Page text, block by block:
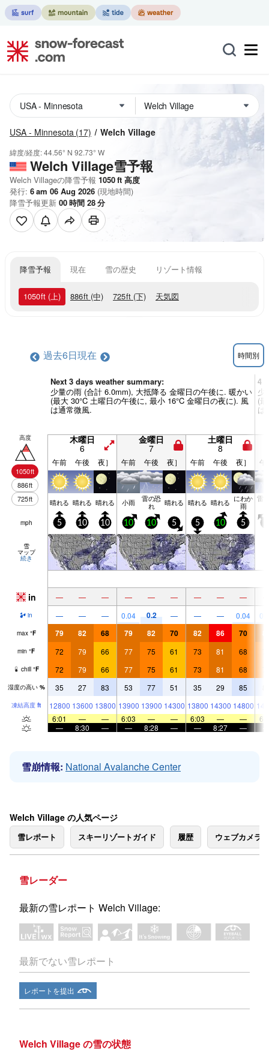
USA - Minnesota (17) Welch Village
緯度/経度:44.56° N 92.73° W
Welch Village雪予報
Welch Villageの降雪予報 1050ft 高度
発行: 6 am 06 Aug 2026 (現地時間)
降雪予報更新 00時間 28分
降雪予報 現在 雪の歴史 リゾート情報
1050ft (上) 886ft (中) 725ft (下) 天気図
過去6日現在 時間別
Next 3 days weather summary:
少量の雨 (合計 6.0mm), 大抵降る 金曜日の午後に. 暖かい
(最大 30°C 土曜日の午後に, 最小 16°C 金曜日の夜に). 風
は通常微風.
4 -
少
(
は
高度
1050ft
886ft
725ft
木曜日
6
金曜日
7
土曜日
8
午前 午後 夜］ 午前 午後 夜］ 午前 午後 夜］ 午
晴れる 晴れる 晴れる 小雨 雷の恐
れ 晴れる 晴れる 晴れる にわか
雨
雷
mph 5 10 10 10 10 5 5 10 5
雪
マップ
続き
in — — — — — — — — —
in — — — 0.04 0.2 — — — 0.04
max °F 79 82 68 79 82 70 82 86 70
min °F 72 79 66 77 75 61 73 81 68
chill °F 72 79 66 77 75 61 73 81 68
湿度の高い % 35 27 83 53 77 51 35 29 85
凍結高度 ft 12800 13600 13800 13900 13900 14300 13800 14300 14800
6:01
— — 6:03 — — 6:03 — —
—
8:30 — — 8:28 — — 8:27 —
雪崩情報: National Avalanche Center
Welch Village の人気ページ
雪レポート スキーリゾートガイド 履歴 ウェブカメラ
雪レーダー
最新の雪レポート Welch Village:
最新でない雪レポート
レポートを提出
Welch Village の雪の状態